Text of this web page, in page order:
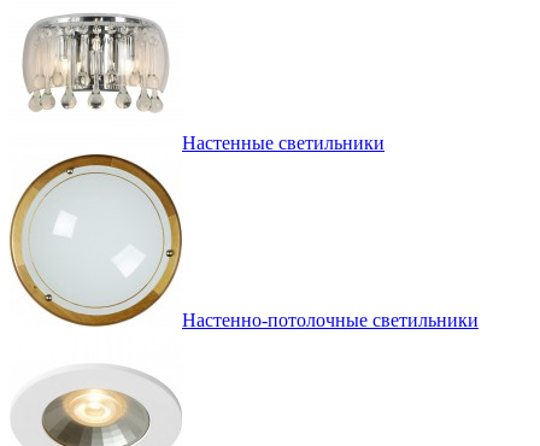
Настенные светильники
Настенно-потолочные светильники